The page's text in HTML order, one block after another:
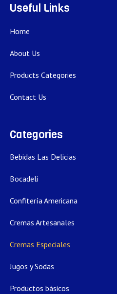
Useful Links
Home
About Us
Products Categories
Contact Us
Categories
Bebidas Las Delicias
Bocadeli
Confitería Americana
Cremas Artesanales
Cremas Especiales
Jugos y Sodas
Productos básicos